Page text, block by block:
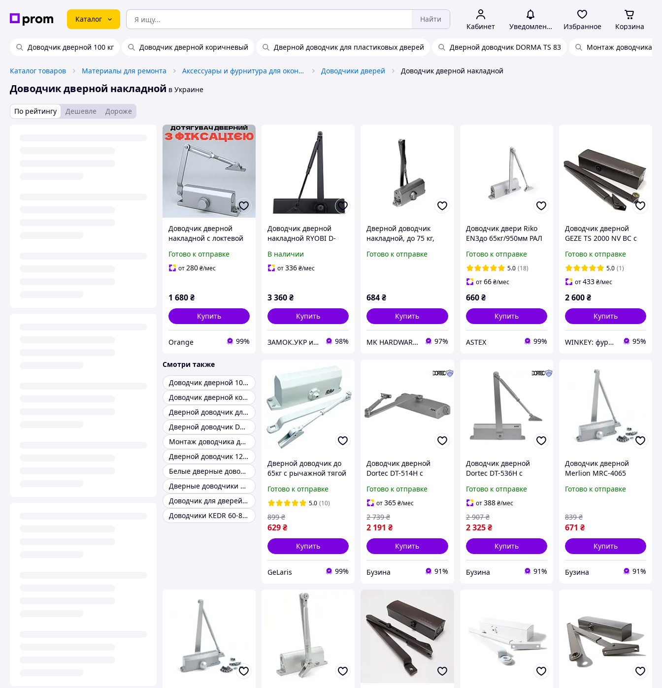
Каталог Найти
Кабинет Уведомления Избранное Корзина
Доводчик дверной 100 кг Доводчик дверной коричневый Дверной доводчик для пластиковых дверей Дверной доводчик DORMA TS 83 Монтаж доводчика
Каталог товаров Материалы для ремонта Аксессуары и фурнитура для окон и дверей Доводчики дверей Доводчик дверной накладной
Доводчик дверной накладной в Украине
По рейтингу Дешевле Дороже
Доводчик дверной
накладной с локтевой
открытого положения
KEDR F-062 (вес двери
Готово к отправке
от280₴/мес
1 680₴
Купить
Orange 99%
Доводчик дверной
накладной RYOBI D-
черный (Япония)
В наличии
от336₴/мес
3 360₴
Купить
ЗАМОК.УКР интернет-магазин замков и фурнитуры 98%
Дверной доводчик
накладной, до 75 кг,
Готово к отправке
684₴
Купить
MK HARDWARE Дверна та меблева фурнітура 97%
Доводчик двери Riko
EN3до 65кг/950мм РАЛ
Готово к отправке
5.0 (18)
от66 ₴/мес
660 ₴
Купить
ASTEX 99%
Доводчик дверной
GEZE TS 2000 NV BC с
коричневый
Готово к отправке
5.0 (1)
от433₴/мес
2 600₴
Купить
WINKEY: фурнитура для окон и дверей 95%
Смотри также
Доводчик дверной 100 кг
Доводчик дверной коричневый
Дверной доводчик для пластиковых дверей
Дверной доводчик DORMA TS 83
Монтаж доводчика двери
Дверной доводчик 120 кг
Белые дверные доводчики
Дверные доводчики немецкие
Доводчик для дверей 80-120 кг
Доводчики KEDR 60-85 кг
Дверной доводчик до
65кг с рычажной тягой
Доводчик дверной /
Доводчик на входную
дверь
Готово к отправке
5.0 (10)
629₴
899 ₴
Купить
GeLaris 99%
Доводчик дверной
Dortec DT-514H с
положении 45-85 кг
248x45x72 мм серебро
buzyna
Готово к отправке
от365₴/мес
2 191 ₴
2 739 ₴
Купить
Бузина 91%
Доводчик дверной
Dortec DT-536H с
положении 65-150 кг
248x45x72 мм серебро
buzyna
Готово к отправке
от388 ₴/мес
2 325 ₴
2 907 ₴
Купить
Бузина 91%
Доводчик дверной
Merlion MRC-4065
х 250 мм серебро
Готово к отправке
671 ₴
839 ₴
Купить
Бузина 91%